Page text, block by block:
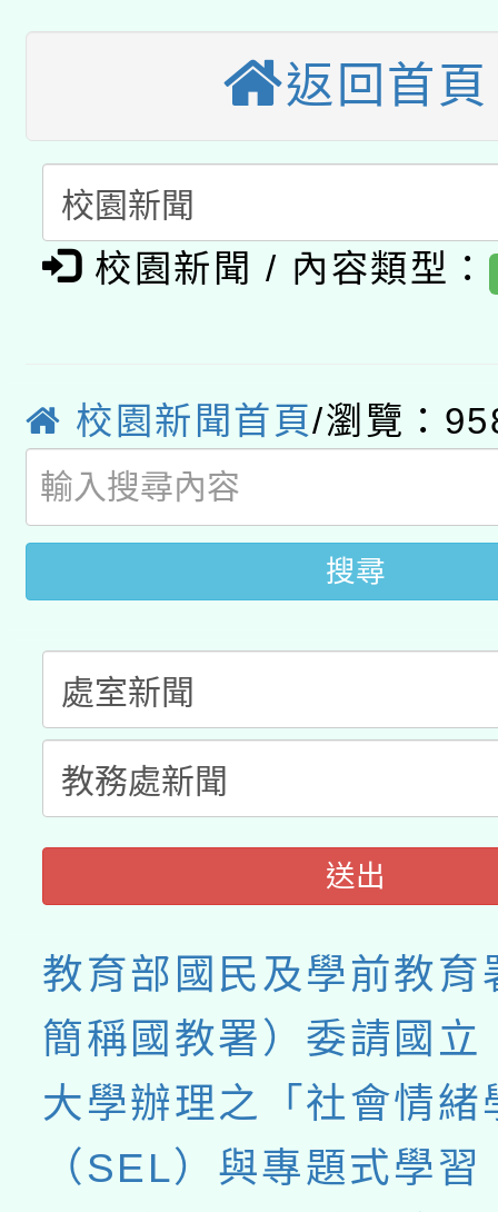
招)
本館辦理115年度閱讀
暨閱讀推動專業研習
科技賦能─人工智慧
礎課程
A3數位素養講師名單
「數位內容與教學軟體
pilot」
有關大陸委員會函釋公
轉知經濟部水利署委託
用水績優單位及節水達
動」
桃園市孔廟祈福系列
開 智慧啟航」
2026年桃園地景藝術
返回首頁
校園新聞 / 內容類型：
校園新聞首頁/瀏覽：
搜尋
送出
教育部國民及學前教育
簡稱國教署）委請國立
大學辦理之「社會情緒
（SEL）與專題式學